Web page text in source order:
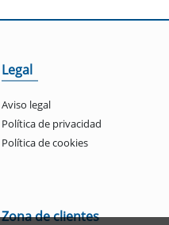
Legal
Aviso legal
Política de privacidad
Política de cookies
Zona de clientes